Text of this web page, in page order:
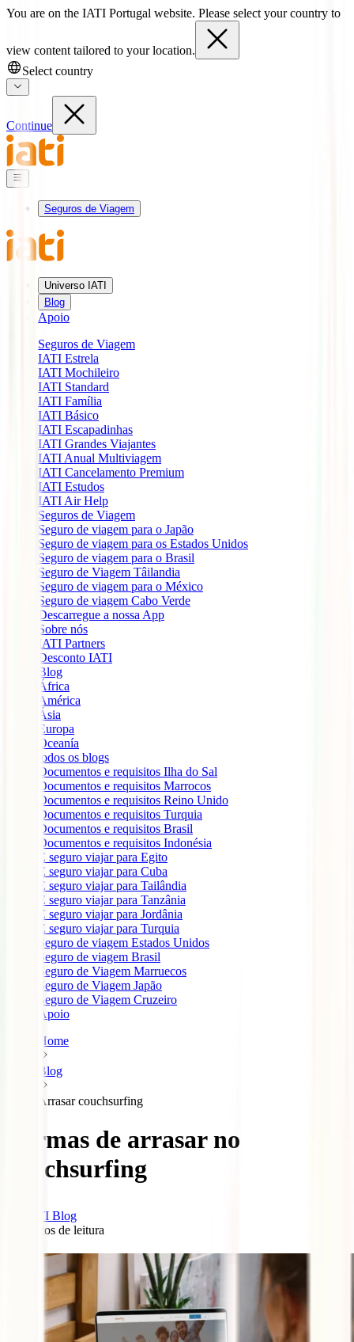
You are on the IATI Portugal website. Please select your country to
view content tailored to your location.
Select country
Continue
Seguros de Viagem
Universo IATI
Blog
Apoio
Seguros de Viagem
IATI Estrela
IATI Mochileiro
IATI Standard
IATI Família
IATI Básico
IATI Escapadinhas
IATI Grandes Viajantes
IATI Anual Multiviagem
IATI Cancelamento Premium
IATI Estudos
IATI Air Help
Seguros de Viagem
Seguro de viagem para o Japão
Seguro de viagem para os Estados Unidos
Seguro de viagem para o Brasil
Seguro de Viagem Tâilandia
Seguro de viagem para o México
Seguro de viagem Cabo Verde
Descarregue a nossa App
Sobre nós
IATI Partners
Desconto IATI
Blog
África
América
Ásia
Europa
Oceanía
todos os blogs
Documentos e requisitos Ilha do Sal
Documentos e requisitos Marrocos
Documentos e requisitos Reino Unido
Documentos e requisitos Turquia
Documentos e requisitos Brasil
Documentos e requisitos Indonésia
É seguro viajar para Egito
É seguro viajar para Cuba
É seguro viajar para Tailândia
É seguro viajar para Tanzânia
É seguro viajar para Jordânia
É seguro viajar para Turquia
Seguro de viagem Estados Unidos
Seguro de viagem Brasil
Seguro de Viagem Marruecos
Seguro de Viagem Japão
Seguro de Viagem Cruzeiro
Apoio
Home
Blog
Arrasar couchsurfing
Formas de arrasar no
couchsurfing
IATI Blog
minutos de leitura